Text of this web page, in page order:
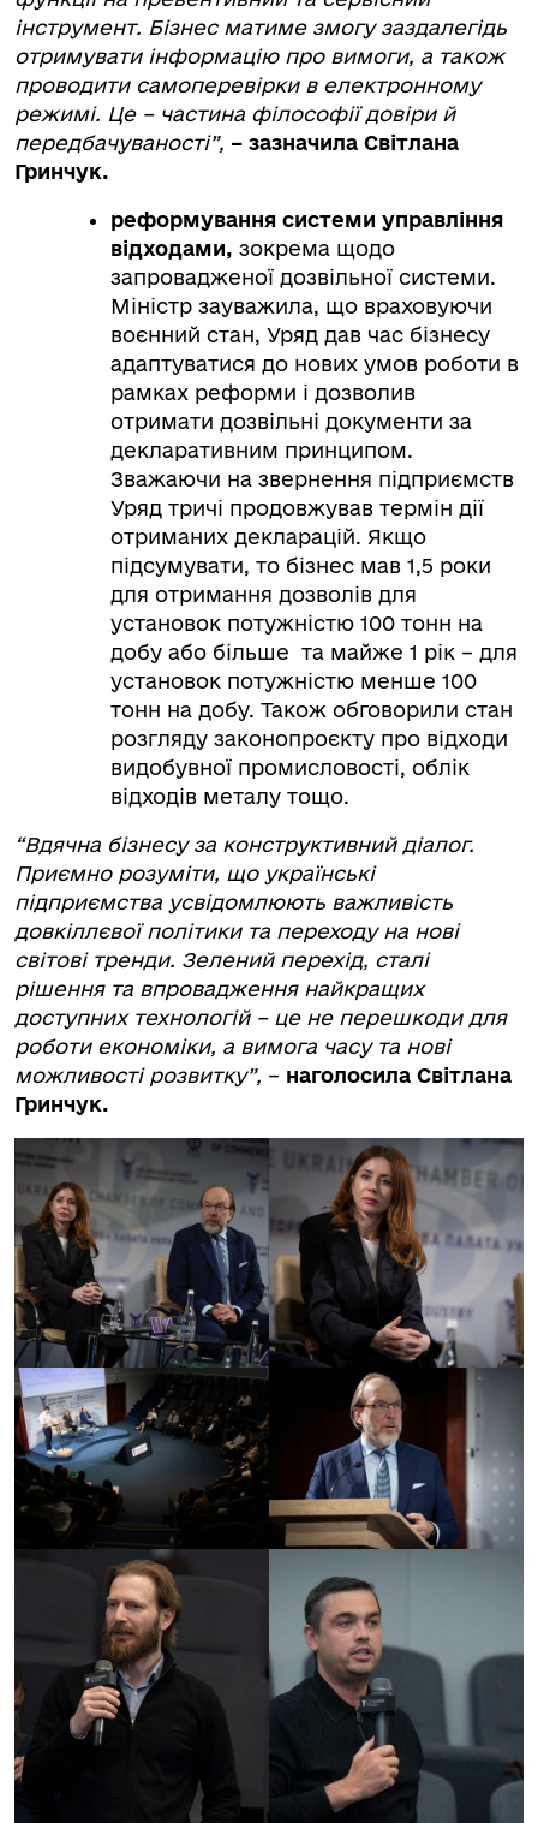
інструмент. Бізнес матиме змогу заздалегідь
отримувати інформацію про вимоги, а також
проводити самоперевірки в електронному
режимі. Це – частина філософії довіри й
передбачуваності”, – зазначила Світлана
Гринчук.
реформування системи управління
відходами, зокрема щодо
запровадженої дозвільної системи.
Міністр зауважила, що враховуючи
воєнний стан, Уряд дав час бізнесу
адаптуватися до нових умов роботи в
рамках реформи і дозволив
отримати дозвільні документи за
декларативним принципом.
Зважаючи на звернення підприємств
Уряд тричі продовжував термін дії
отриманих декларацій. Якщо
підсумувати, то бізнес мав 1,5 роки
для отримання дозволів для
установок потужністю 100 тонн на
добу або більше та майже 1 рік – для
установок потужністю менше 100
тонн на добу. Також обговорили стан
розгляду законопроєкту про відходи
видобувної промисловості, облік
відходів металу тощо.
“Вдячна бізнесу за конструктивний діалог.
Приємно розуміти, що українські
підприємства усвідомлюють важливість
довкіллєвої політики та переходу на нові
світові тренди. Зелений перехід, сталі
рішення та впровадження найкращих
доступних технологій – це не перешкоди для
роботи економіки, а вимога часу та нові
можливості розвитку”, – наголосила Світлана
Гринчук.